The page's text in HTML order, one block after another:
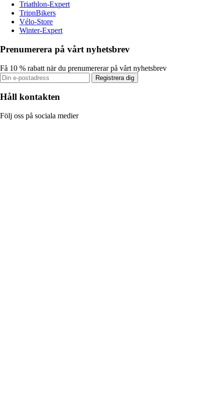
Triathlon-Expert
TripnBikers
Vélo-Store
Winter-Expert
Prenumerera på vårt nyhetsbrev
Få 10 % rabatt när du prenumererar på vårt nyhetsbrev
Registrera dig
Håll kontakten
Följ oss på sociala medier